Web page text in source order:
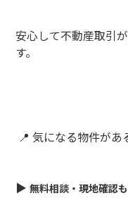
安心して不動産取引
す。
📍 気になる物件が
▶️無料相談・現地確認